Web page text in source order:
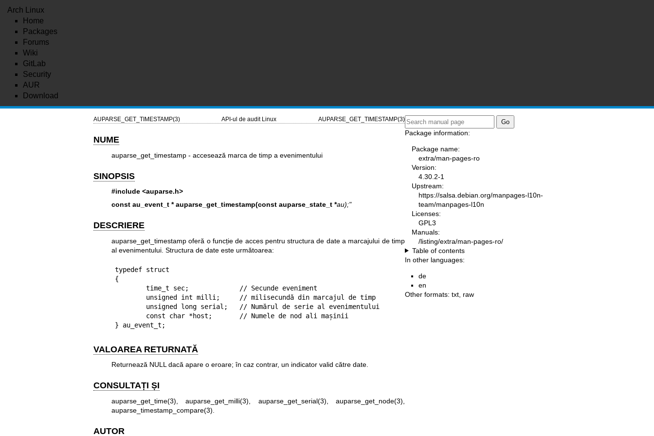
Arch Linux
Home
Packages
Forums
Wiki
GitLab
Security
AUR
Download
AUPARSE_GET_TIMESTAMP(3) API-ul de audit Linux AUPARSE_GET_TIMESTAMP(3)
NUME
auparse_get_timestamp - accesează marca de timp a evenimentului
SINOPSIS
#include <auparse.h>
const au_event_t * auparse_get_timestamp(const auparse_state_t *au);"
DESCRIERE
auparse_get_timestamp oferă o funcție de acces pentru structura de date a marcajului de timp
al evenimentului. Structura de date este următoarea:
typedef struct
{
} au_event_t;
VALOAREA RETURNATĂ
Returnează NULL dacă apare o eroare; în caz contrar, un indicator valid către date.
CONSULTAȚI ȘI
auparse_get_time(3) ,auparse_get_milli(3) auparse_get_serial(3) auparse_get_node(3)
auparse_timestamp_compare(3)
AUTOR
Package information:
Package name:
extra/man-pages-ro
Version:
4.30.2-1
Upstream:
https://salsa.debian.org/manpages-l10n-
team/manpages-l10n
Licenses:
GPL3
Manuals:
/listing/extra/man-pages-ro/
Table of contents
In other languages:
de
en
Other formats: txt raw